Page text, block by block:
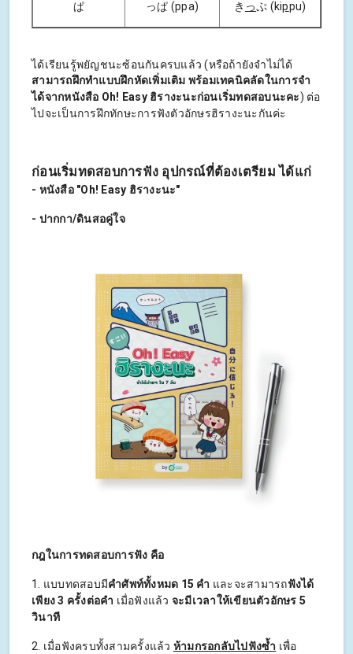
ぱ っぱ (ppa) き っぷ (kippu)
ได้เรียนรู้พยัญชนะซ้อนกันครบแล้ว (หรือถ้ายังจำไม่ได้
สามารถฝึกทำแบบฝึกหัดเพิ่มเติม พร้อมเทคนิคลัดในการจำ
ได้จากหนังสือ Oh! Easy ฮิรางะนะก่อนเริ่มทดสอบนะคะ) ต่อ
ไปจะเป็นการฝึกทักษะการฟังตัวอักษรฮิรางะนะกันค่ะ
ก่อนเริ่มทดสอบการฟัง อุปกรณ์ที่ต้องเตรียม ได้แก่
- หนังสือ "Oh! Easy ฮิรางะนะ"
- ปากกา/ดินสอคู่ใจ
กฎในการทดสอบการฟัง คือ
1. แบบทดสอบมีคำศัพท์ทั้งหมด 15 คำ และจะสามารถฟังได้
เพียง 3 ครั้งต่อคำ เมื่อฟังแล้ว จะมีเวลาให้เขียนตัวอักษร 5
วินาที
2. เมื่อฟังครบทั้งสามครั้งแล้ว ห้ามกรอกลับไปฟังซ้ำ เพื่อ